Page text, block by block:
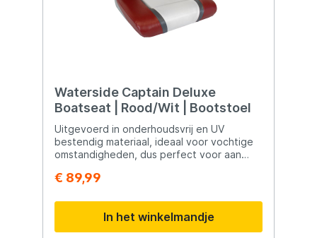
Waterside Captain Deluxe
Boatseat | Rood/Wit | Bootstoel
Uitgevoerd in onderhoudsvrij en UV
bestendig materiaal, ideaal voor vochtige
omstandigheden, dus perfect voor aan
Comfortabel zitgedeelte, ook over een
materiaal Neerklapbare rugleuning Grote
bewegingsvrijheid Brede zitting
€ 89,99
In het winkelmandje